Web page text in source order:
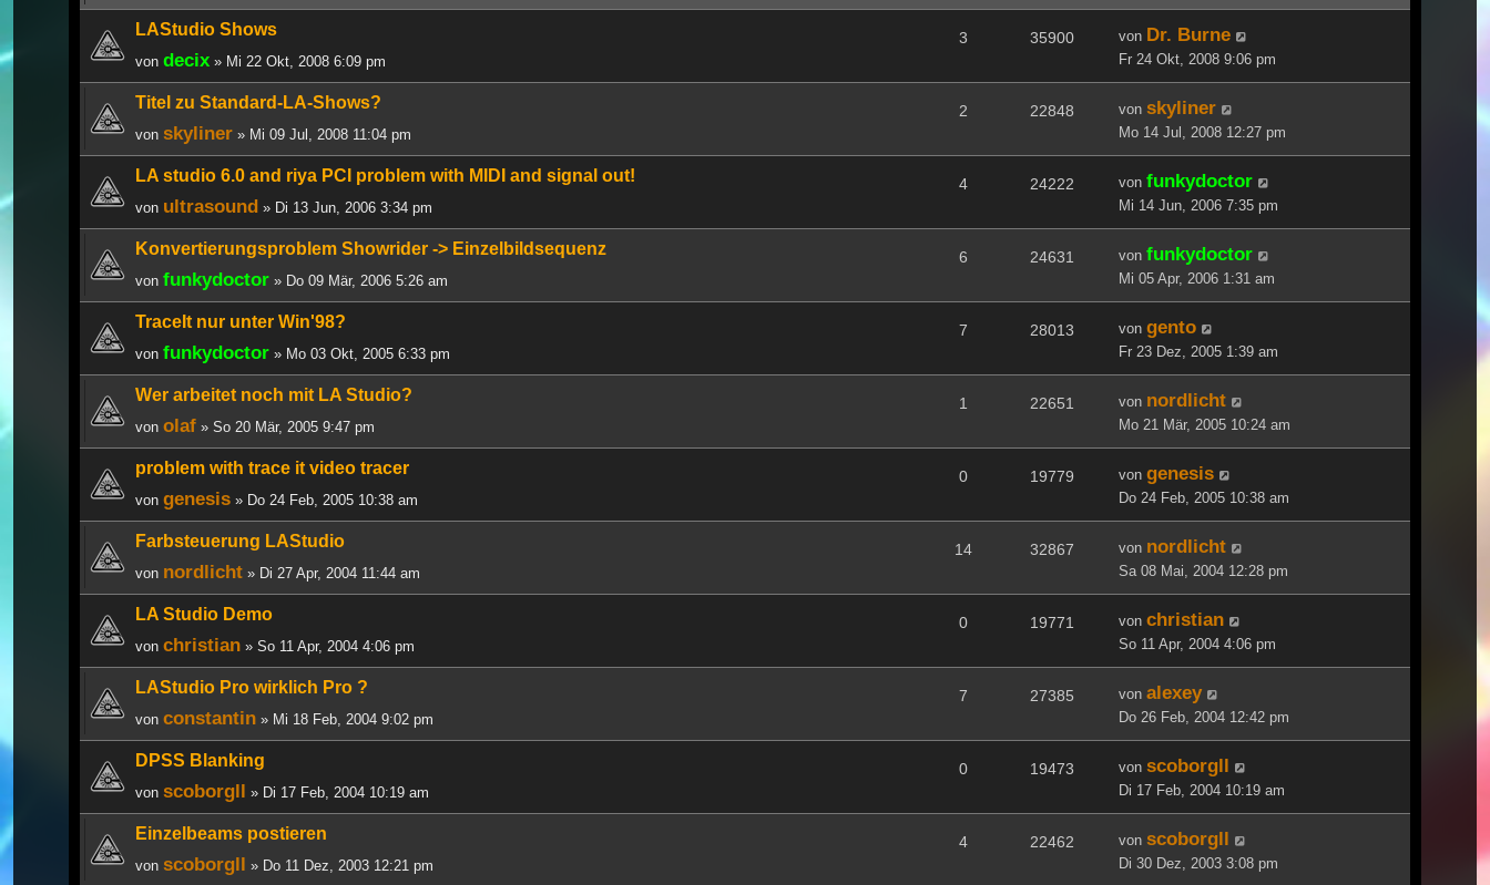
LAStudio Shows
von decix » Mi 22 Okt, 2008 6:09 pm
3 35900 von Dr. Burne
Fr 24 Okt, 2008 9:06 pm
Titel zu Standard-LA-Shows?
von skyliner » Mi 09 Jul, 2008 11:04 pm
2 22848 von skyliner
Mo 14 Jul, 2008 12:27 pm
LA studio 6.0 and riya PCI problem with MIDI and signal out!
von ultrasound » Di 13 Jun, 2006 3:34 pm
4 24222 von funkydoctor
Mi 14 Jun, 2006 7:35 pm
Konvertierungsproblem Showrider -> Einzelbildsequenz
von funkydoctor » Do 09 Mär, 2006 5:26 am
6 24631 von funkydoctor
Mi 05 Apr, 2006 1:31 am
TraceIt nur unter Win'98?
von funkydoctor » Mo 03 Okt, 2005 6:33 pm
7 28013 von gento
Fr 23 Dez, 2005 1:39 am
Wer arbeitet noch mit LA Studio?
von olaf » So 20 Mär, 2005 9:47 pm
1 22651 von nordlicht
Mo 21 Mär, 2005 10:24 am
problem with trace it video tracer
von genesis » Do 24 Feb, 2005 10:38 am
0 19779 von genesis
Do 24 Feb, 2005 10:38 am
Farbsteuerung LAStudio
von nordlicht » Di 27 Apr, 2004 11:44 am
14 32867 von nordlicht
Sa 08 Mai, 2004 12:28 pm
LA Studio Demo
von christian » So 11 Apr, 2004 4:06 pm
0 19771 von christian
So 11 Apr, 2004 4:06 pm
LAStudio Pro wirklich Pro ?
von constantin » Mi 18 Feb, 2004 9:02 pm
7 27385 von alexey
Do 26 Feb, 2004 12:42 pm
DPSS Blanking
von scoborgll » Di 17 Feb, 2004 10:19 am
0 19473 von scoborgll
Di 17 Feb, 2004 10:19 am
Einzelbeams postieren
von scoborgll » Do 11 Dez, 2003 12:21 pm
4 22462 von scoborgll
Di 30 Dez, 2003 3:08 pm